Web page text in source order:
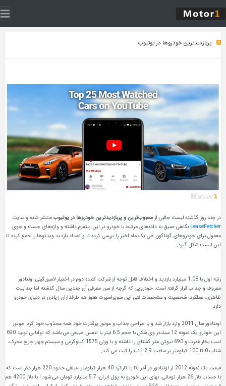
خودروها در یوتیوب
لیست جالبی ازمحبوب‌ترین و پربازدیدترین خودروها در یوتیوبمنتشر شده و سایت
عمیق به داده‌های مرتبط با خودرو در این پلتفرم داشته و واژه‌های جست‌ و جوی
گوناگون طی یک ماه اخیر را بررسی کرده تا و تعداد بازدید ویدئوها را جمع کرده تا
رتبه اول با 1.08 میلیارد بازدید و اختلاف قابل توجه از شرکت کننده دوم در اختیار لامبورگینی اونتادور
گرفته است، خودرویی که گرچه از سن معرفی آن چندین سال گذشته اما جذابیت
شخصیت و مشخصات فنی این سوپراسپرت هنوز هم طرفداران زیادی در دنیای خودرو
اونتادور سال 2011 وارد بازار شد و با طراحی جذاب و موتور پرقدرت خود همه مجذوب خود کرد. موتور
این خودرو یک نمونه 12 سیلندر وی شکل با حجم 6.5 لیتر با تنفس طبیعی می باشد که توانایی تولید 690
اسب بخار قدرت و 690 نیوتن متر گشتاور را داشته و با وزنی 1575 کیلوگرمی و سیستم چهار چرخ محرک،
قیمت یک نمونه 2012 از اونتادور در آمریکا با کارکرد 40 هزار کیلومتر، مبلغی حدود 220 هزار دلار است که
با حساب دلار 26 هزار تومانی، بهای این خودرو به پول ایران؛ 5.7 میلیارد تومان می شود ! با دلار 4200 هم